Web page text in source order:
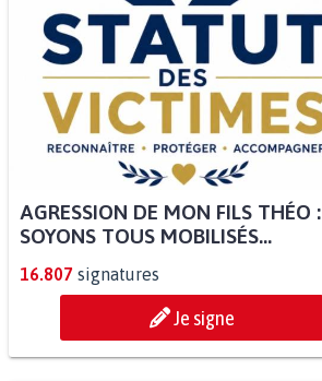
AGRESSION DE MON FILS THÉO :
SOYONS TOUS MOBILISÉS...
16.807 signatures
Je signe